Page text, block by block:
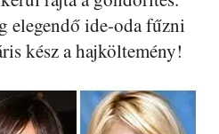
elegendő ide-oda fűzni
kész a hajköltemény!